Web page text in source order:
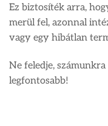
Ez biztosíték arra,
merül fel, azonnal
vagy egy hibátlan
Ne feledje, számunkra
legfontosabb!